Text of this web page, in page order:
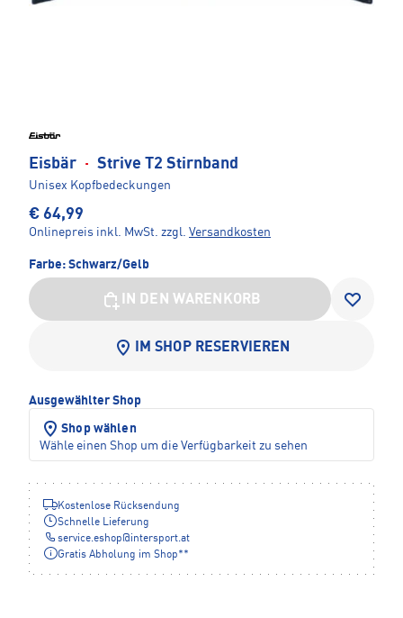
Eisbär · Strive T2 Stirnband
Unisex Kopfbedeckungen
€ 64,99
Onlinepreis inkl. MwSt. zzgl. Versandkosten
Farbe: Schwarz/Gelb
IN DEN WARENKORB
IM SHOP RESERVIEREN
Ausgewählter Shop
Shop wählen
Wähle einen Shop um die Verfügbarkeit zu sehen
Kostenlose Rücksendung
Schnelle Lieferung
service.eshop@intersport.at
Gratis Abholung im Shop**